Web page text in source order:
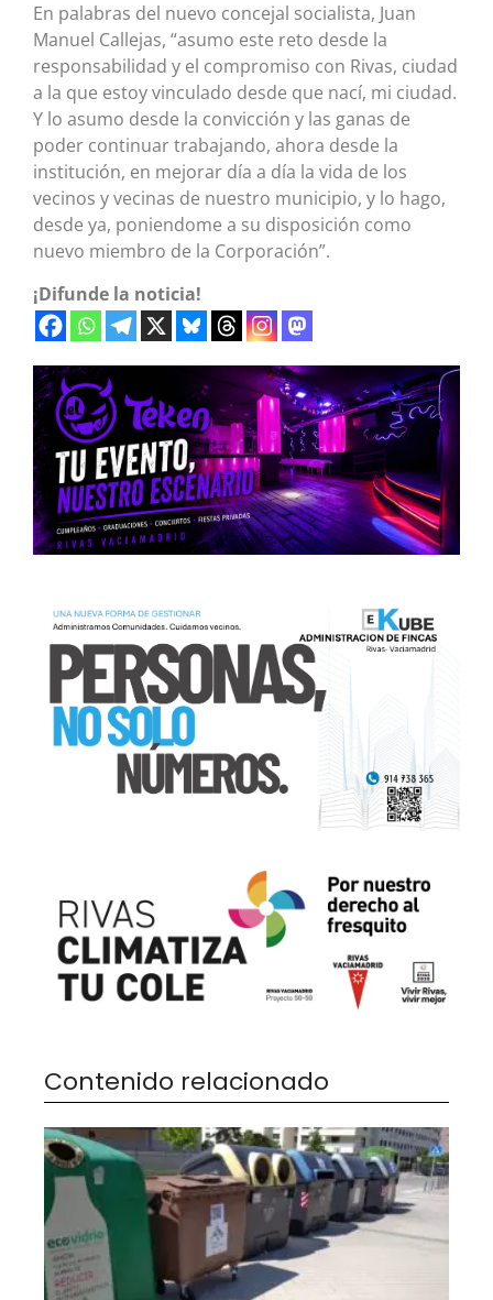
En palabras del nuevo concejal socialista, Juan
Manuel Callejas, “asumo este reto desde la
responsabilidad y el compromiso con Rivas, ciudad
a la que estoy vinculado desde que nací, mi ciudad.
Y lo asumo desde la convicción y las ganas de
poder continuar trabajando, ahora desde la
institución, en mejorar día a día la vida de los
vecinos y vecinas de nuestro municipio, y lo hago,
desde ya, poniendome a su disposición como
nuevo miembro de la Corporación”.
¡Difunde la noticia!
Contenido relacionado